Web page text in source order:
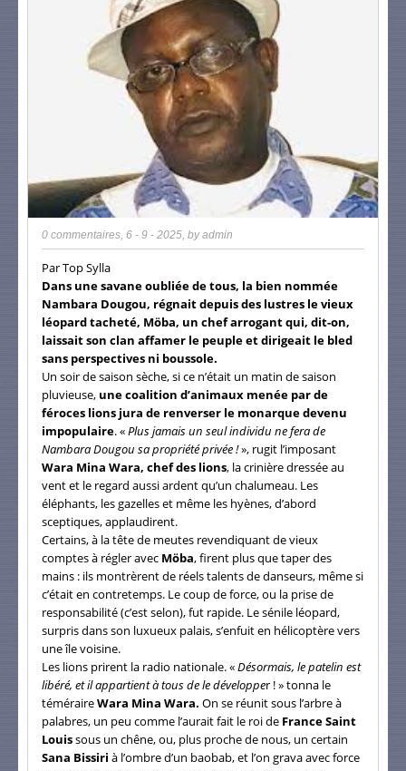
0 commentaires, 6 - 9 - 2025, byadmin
Par Top Sylla
Dans une savane oubliée de tous, la bien nommée
Nambara Dougou, régnait depuis des lustres le vieux
léopard tacheté, Möba, un chef arrogant qui, dit-on,
laissait son clan affamer le peuple et dirigeait le bled
sans perspectives ni boussole.
Un soir de saison sèche, si ce n’était un matin de saison
pluvieuse, une coalition d’animaux menée par de
féroces lions jura de renverser le monarque devenu
impopulaire. «Plus jamais un seul individu ne fera de
Nambara Dougou sa propriété privée !», rugit l’imposant
Wara Mina Wara, chef des lions, la crinière dressée au
vent et le regard aussi ardent qu’un chalumeau. Les
éléphants, les gazelles et même les hyènes, d’abord
sceptiques, applaudirent.
Certains, à la tête de meutes revendiquant de vieux
comptes à régler avec Möba, firent plus que taper des
mains : ils montrèrent de réels talents de danseurs, même si
c’était en contretemps. Le coup de force, ou la prise de
responsabilité (c’est selon), fut rapide. Le sénile léopard,
surpris dans son luxueux palais, s’enfuit en hélicoptère vers
une île voisine.
Les lions prirent la radio nationale. «Désormais, le patelin est
libéré, et il appartient à tous de le développer ! » tonna le
téméraireWara Mina Wara. On se réunit sous l’arbre à
palabres, un peu comme l’aurait fait le roi de France Saint
Louissous un chêne, ou, plus proche de nous, un certain
Sana Bissiri à l’ombre d’un baobab, et l’on grava avec force